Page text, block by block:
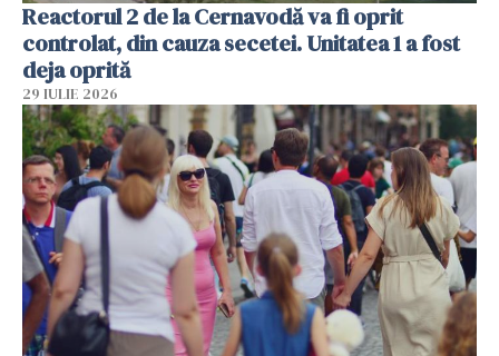
Reactorul 2 de la Cernavodă va fi oprit
controlat, din cauza secetei. Unitatea 1 a fost
deja oprită
29 IULIE 2026